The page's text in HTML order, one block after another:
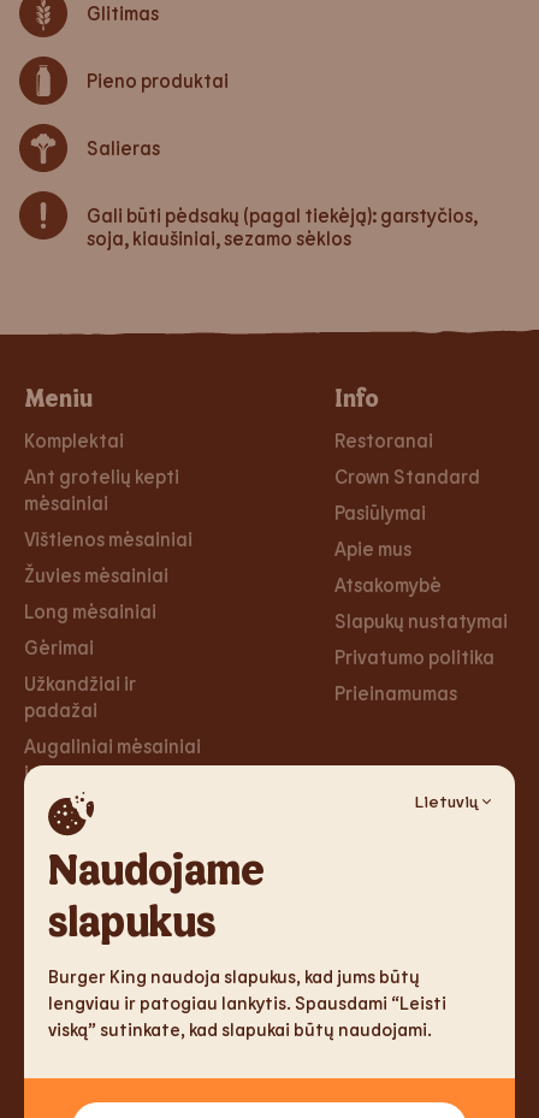
Naudojame
slapukus
Lietuvių
Burger King naudoja slapukus, kad jums būtų
lengviau ir patogiau lankytis. Spausdami “Leisti
viską” sutinkate, kad slapukai būtų naudojami.
Glitimas
Pieno produktai
Salieras
Gali būti pėdsakų (pagal tiekėją): garstyčios,
soja, kiaušiniai, sezamo sėklos
Meniu
Komplektai
Ant grotelių kepti
mėsainiai
Vištienos mėsainiai
Žuvies mėsainiai
Long mėsainiai
Gėrimai
Užkandžiai ir
padažai
Augaliniai mėsainiai
ir tortilijos
Desertai
Info
Restoranai
Crown Standard
Pasiūlymai
Apie mus
Atsakomybė
Slapukų nustatymai
Privatumo politika
Prieinamumas
Karjera
Karjera
Instagram